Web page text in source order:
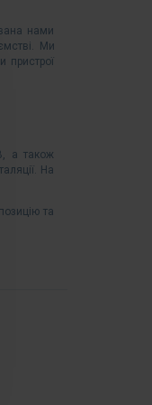
нами
Ми
пристрої
а також
На
та